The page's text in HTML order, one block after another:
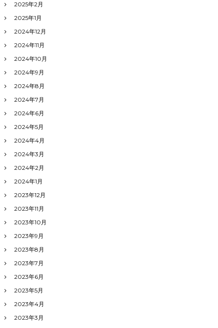
2025年2月
2025年1月
2024年12月
2024年11月
2024年10月
2024年9月
2024年8月
2024年7月
2024年6月
2024年5月
2024年4月
2024年3月
2024年2月
2024年1月
2023年12月
2023年11月
2023年10月
2023年9月
2023年8月
2023年7月
2023年6月
2023年5月
2023年4月
2023年3月